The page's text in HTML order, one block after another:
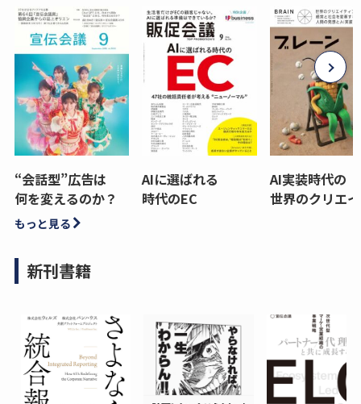
“会話型”広告は
何を変えるのか？
AIに選ばれる
時代のEC
AI実装時代の
世界のクリエ
もっと見る
新刊書籍